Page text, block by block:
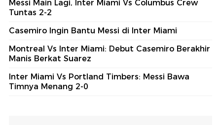
Messi Main Lagi, Inter Miami Vs Columbus Crew
Tuntas 2-2
Casemiro Ingin Bantu Messi di Inter Miami
Montreal Vs Inter Miami: Debut Casemiro Berakhir
Manis Berkat Suarez
Inter Miami Vs Portland Timbers: Messi Bawa
Timnya Menang 2-0